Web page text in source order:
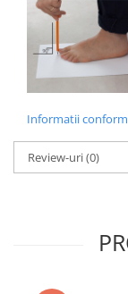
Informatii
Review-uri(0)